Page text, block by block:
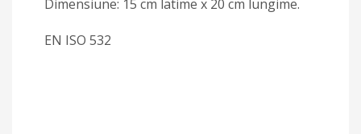
Dimensiune: 15 cm latime x 20 cm lungime.
EN ISO 532